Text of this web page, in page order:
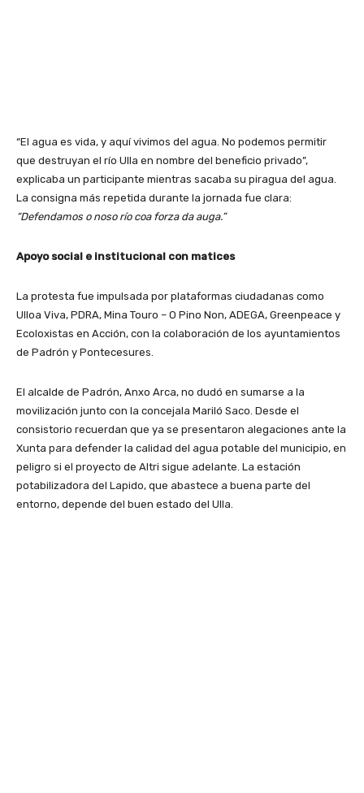
“El agua es vida, y aquí vivimos del agua. No podemos permitir
que destruyan el río Ulla en nombre del beneficio privado”,
explicaba un participante mientras sacaba su piragua del agua.
La consigna más repetida durante la jornada fue clara:
“Defendamos o noso río coa forza da auga.”
Apoyo social e institucional con matices
La protesta fue impulsada por plataformas ciudadanas como
Ulloa Viva, PDRA, Mina Touro – O Pino Non, ADEGA, Greenpeace y
Ecoloxistas en Acción, con la colaboración de los ayuntamientos
de Padrón y Pontecesures.
El alcalde de Padrón, Anxo Arca, no dudó en sumarse a la
movilización junto con la concejala Mariló Saco. Desde el
consistorio recuerdan que ya se presentaron alegaciones ante la
Xunta para defender la calidad del agua potable del municipio, en
peligro si el proyecto de Altri sigue adelante. La estación
potabilizadora del Lapido, que abastece a buena parte del
entorno, depende del buen estado del Ulla.